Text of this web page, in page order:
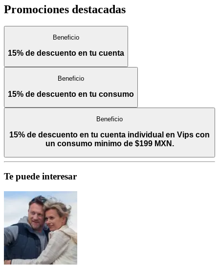
Promociones destacadas
Beneficio
15% de descuento en tu cuenta
Beneficio
15% de descuento en tu consumo
Beneficio
15% de descuento en tu cuenta individual en Vips con
un consumo minimo de $199 MXN.
Te puede interesar